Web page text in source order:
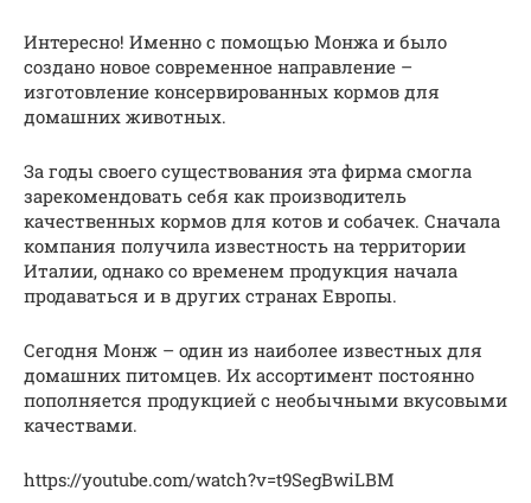
Интересно! Именно с помощью Монжа и было
создано новое современное направление –
изготовление консервированных кормов для
домашних животных.
За годы своего существования эта фирма смогла
зарекомендовать себя как производитель
качественных кормов для котов и собачек. Сначала
компания получила известность на территории
Италии, однако со временем продукция начала
продаваться и в других странах Европы.
Сегодня Монж – один из наиболее известных для
домашних питомцев. Их ассортимент постоянно
пополняется продукцией с необычными вкусовыми
качествами.
https://youtube.com/watch?v=t9SegBwiLBM